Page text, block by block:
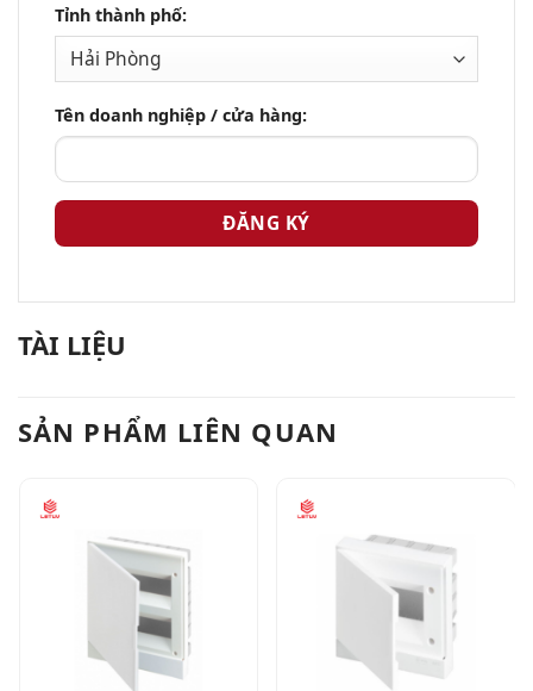
Tỉnh thành phố:
Tên doanh nghiệp / cửa hàng:
TÀI LIỆU
SẢN PHẨM LIÊN QUAN